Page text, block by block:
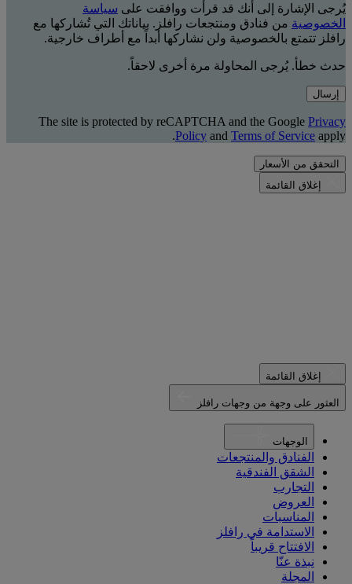
يُرجى الإشارة إلى أنك قد قرأت ووافقت على سياسة
الخصوصية من فنادق ومنتجعات رافلز. بياناتك التي تُشاركها مع
رافلز تتمتع بالخصوصية ولن نشاركها أبداً مع أطراف خارجية.
حدث خطأ. يُرجى المحاولة مرة أخرى لاحقاً.
إرسال
The site is protected by reCAPTCHA and the Google Privacy
Policy and Terms of Service apply.
التحقق من الأسعار
إغلاق القائمة
إغلاق القائمة
العثور على وجهة من وجهات رافلز
الوجهات
الفنادق والمنتجعات
الشقق الفندقية
التجارب
العروض
المناسبات
الاستدامة في رافلز
الافتتاح قريباً
نبذة عنّا
المجلة